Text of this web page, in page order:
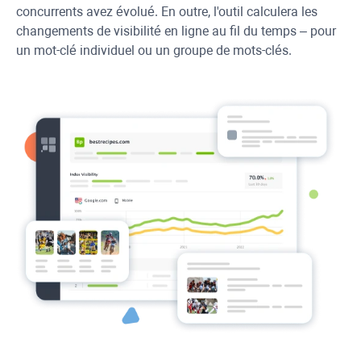
concurrents avez évolué. En outre, l'outil calculera les
changements de visibilité en ligne au fil du temps – pour
un mot-clé individuel ou un groupe de mots-clés.